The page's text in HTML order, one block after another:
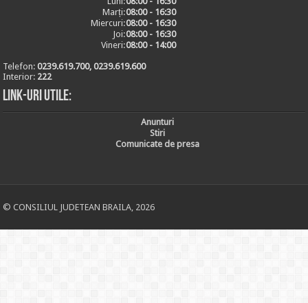
Marți:08:00 - 16:30
Miercuri:08:00 - 16:30
Joi:08:00 - 16:30
Vineri:08:00 - 14:00
Telefon:0239.619.700, 0239.619.600
Interior: 222
Link-uri utile:
Anunturi
Stiri
Comunicate de presa
© CONSILIUL JUDETEAN BRAILA, 2026